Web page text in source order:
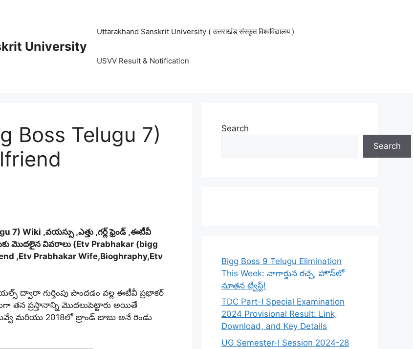
University
Uttarakhand Sanskrit University ( उत्तराखंड संस्कृत विश्वविद्यालय )
USVV Result & Notification
Boss Telugu 7)
7) Wiki ,వయస్సు ,ఎత్తు ,గర్ల్ ఫ్రెండ్ ,ఈటీవీ
మొదలైన వివరాలు (Etv Prabhakar (bigg
,Etv Prabhakar Wife,Bioghraphy,Etv
ద్వారా గుర్తింపు పొందడం వల్ల ఈటీవీ ప్రభాకర్
తన ప్రస్తానాన్ని మొదలుపెట్టారు అయితే
మరియు 2018లో బ్రాండ్ బాబు అనే రెండు
Search
Search
Bigg Boss 9 Telugu Elimination
This Week: నాగార్జున రచ్చ, హౌస్‌లో
నూతన ట్విస్ట్!
TDC Part-I Special Examination
2024 Provisional Result: Link,
Download, and Key Details
UG Semester-I Session 2024-28